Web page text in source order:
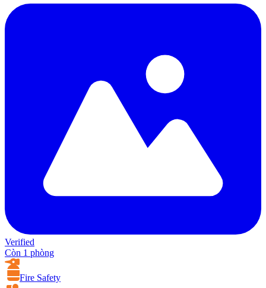
Verified
Còn 1 phòng
Fire Safety